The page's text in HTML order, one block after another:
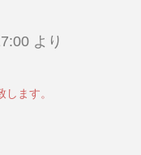
より
ます。